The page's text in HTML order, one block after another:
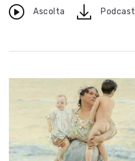
Ascolta downloadPodcast